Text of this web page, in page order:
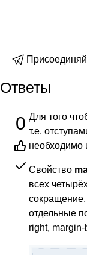
Ответы
0 Для того
т.е.
необходимо
Свойство
всех
сокращение,
отдельные
right,